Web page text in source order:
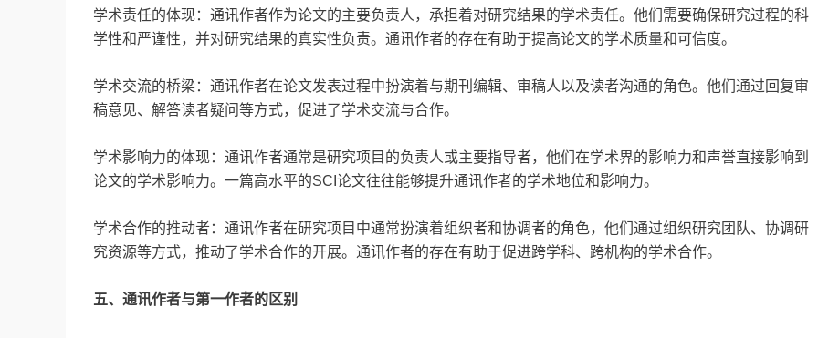
学术责任的体现：通讯作者作为论文的主要负责人，承担着对研究结果的学术责任。他们需要确保研究过程的科
学性和严谨性，并对研究结果的真实性负责。通讯作者的存在有助于提高论文的学术质量和可信度。
学术交流的桥梁：通讯作者在论文发表过程中扮演着与期刊编辑、审稿人以及读者沟通的角色。他们通过回复审
稿意见、解答读者疑问等方式，促进了学术交流与合作。
学术影响力的体现：通讯作者通常是研究项目的负责人或主要指导者，他们在学术界的影响力和声誉直接影响到
论文的学术影响力。一篇高水平的SCI论文往往能够提升通讯作者的学术地位和影响力。
学术合作的推动者：通讯作者在研究项目中通常扮演着组织者和协调者的角色，他们通过组织研究团队、协调研
究资源等方式，推动了学术合作的开展。通讯作者的存在有助于促进跨学科、跨机构的学术合作。
五、通讯作者与第一作者的区别